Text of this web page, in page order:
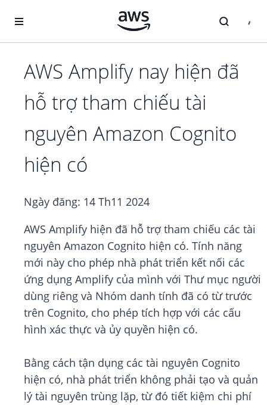
AWS Amplify nay hiện đã
hỗ trợ tham chiếu tài
nguyên Amazon Cognito
hiện có
Ngày đăng: 14 Th11 2024
AWS Amplify hiện đã hỗ trợ tham chiếu các tài
nguyên Amazon Cognito hiện có. Tính năng
mới này cho phép nhà phát triển kết nối các
ứng dụng Amplify của mình với Thư mục người
dùng riêng và Nhóm danh tính đã có từ trước
trên Cognito, cho phép tích hợp với các cấu
hình xác thực và ủy quyền hiện có.
Bằng cách tận dụng các tài nguyên Cognito
hiện có, nhà phát triển không phải tạo và quản
lý tài nguyên trùng lặp, từ đó tiết kiệm chi phí